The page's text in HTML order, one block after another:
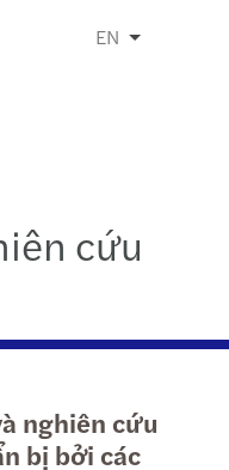
EN
cứu
nghiên cứu
bị bởi các